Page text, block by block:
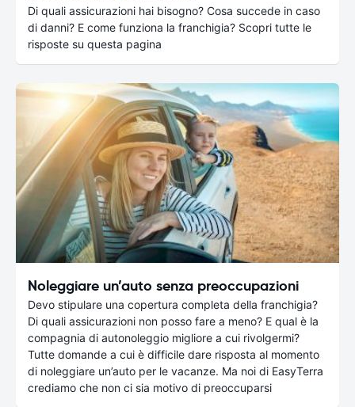
Di quali assicurazioni hai bisogno? Cosa succede in caso
di danni? E come funziona la franchigia? Scopri tutte le
risposte su questa pagina
Noleggiare un’auto senza preoccupazioni
Devo stipulare una copertura completa della franchigia?
Di quali assicurazioni non posso fare a meno? E qual è la
compagnia di autonoleggio migliore a cui rivolgermi?
Tutte domande a cui è difficile dare risposta al momento
di noleggiare un’auto per le vacanze. Ma noi di EasyTerra
crediamo che non ci sia motivo di preoccuparsi